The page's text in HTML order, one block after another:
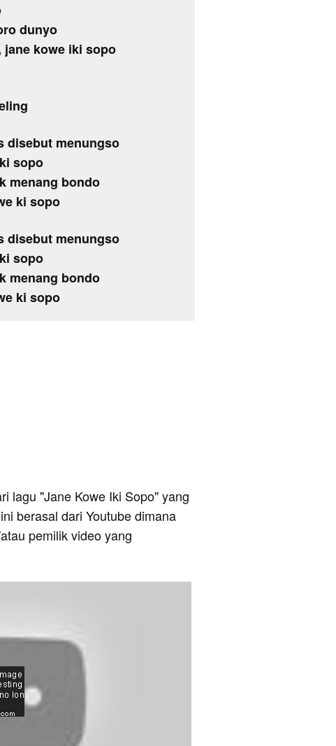
dunyo
kowe iki sopo
disebut menungso
sopo
menang bondo
ki sopo
disebut menungso
sopo
menang bondo
ki sopo
lagu "Jane Kowe Iki Sopo" yang
berasal dari Youtube dimana
pemilik video yang